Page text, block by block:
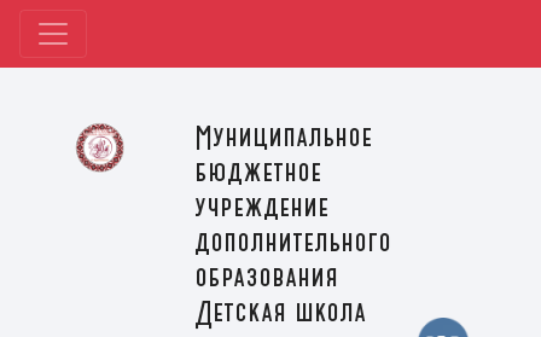
Муниципальное
бюджетное
учреждение
дополнительного
образования
Детская школа